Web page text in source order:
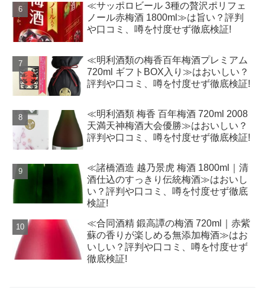
≪サッポロビール 3種の贅沢ポリフェ
ノール赤梅酒 1800ml≫は旨い？評判
や口コミ、噂を忖度せず徹底検証!
≪明利酒類の梅香百年梅酒プレミアム
720ml ギフトBOX入り≫はおいしい？
評判や口コミ、噂を忖度せず徹底検証!
≪明利酒類 梅香 百年梅酒 720ml 2008
天満天神梅酒大会優勝≫はおいしい？
評判や口コミ、噂を忖度せず徹底検証!
≪諸橋酒造 越乃景虎 梅酒 1800ml｜清
酒仕込のすっきり伝統梅酒≫はおいし
い？評判や口コミ、噂を忖度せず徹底
検証!
≪合同酒精 鍛高譚の梅酒 720ml｜赤紫
蘇の香りが楽しめる無添加梅酒≫はお
いしい？評判や口コミ、噂を忖度せず
徹底検証!